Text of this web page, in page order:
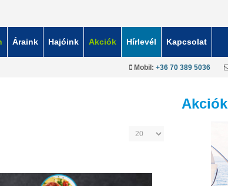
Mobil: +36 70 389 5036
Áraink Hajóink Akciók Hírlevél Kapcsolat
Tételek #
Akciók